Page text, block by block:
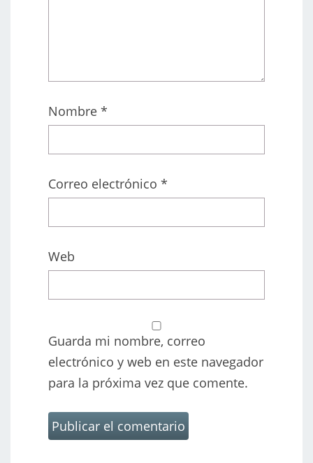
Nombre *
Correo electrónico *
Web
Guarda mi nombre, correo
electrónico y web en este navegador
para la próxima vez que comente.